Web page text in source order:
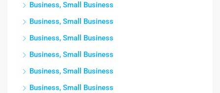
Business, Small Business
Business, Small Business
Business, Small Business
Business, Small Business
Business, Small Business
Business, Small Business